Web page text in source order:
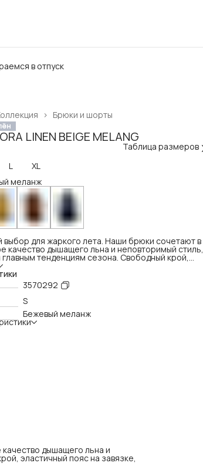
в отпуск
Брюки и шорты
›
LINEN BEIGE MELANG
Таблица размеров
L
XL
меланж
выбор для жаркого лета. Наши брюки сочетают в
качество дышащего льна и неповторимый стиль,
тенденциям сезона. Свободный крой,
на завязке, широкие брючины и
карманы.
3570292
S
Бежевый меланж
дышащего льна и
эластичный пояс на завязке,